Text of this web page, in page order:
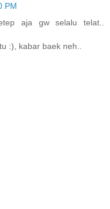
PM
aja gw selalu telat..
:), kabar baek neh..